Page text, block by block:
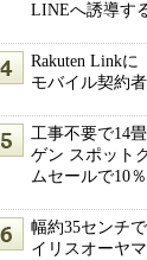
LINEへ誘導す
Rakuten Link
モバイル契約
工事不要で14
ゲン スポット
ムセールで10
幅約35センチ
イリスオーヤ